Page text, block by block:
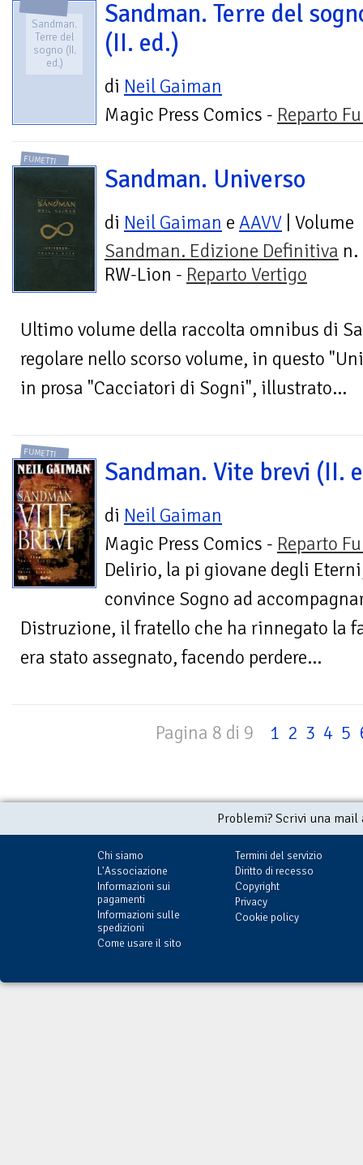
Sandman.
Terre del
sogno (II.
ed.)
Sandman. Terre del
(II. ed.)
di Neil Gaiman
Magic Press Comics - Reparto
FUMETTI
Sandman. Universo
di Neil Gaiman e AAVV | Volume
Sandman. Edizione Definitiva n.
RW-Lion - Reparto Vertigo
Ultimo volume della raccolta omnibus di
regolare nello scorso volume, in questo
in prosa "Cacciatori di Sogni", illustrato...
FUMETTI
Sandman. Vite brevi (II.
di Neil Gaiman
Magic Press Comics - Reparto
Delirio, la pi giovane degli
convince Sogno ad
Distruzione, il fratello che ha rinnegato la
era stato assegnato, facendo perdere...
Pagina 8 di 9 1 2 3 4 5
Problemi? Scrivi una
Chi siamo
L'Associazione
Informazioni sui
pagamenti
Informazioni sulle
spedizioni
Come usare il sito
Termini del servizio
Diritto di recesso
Copyright
Privacy
Cookie policy